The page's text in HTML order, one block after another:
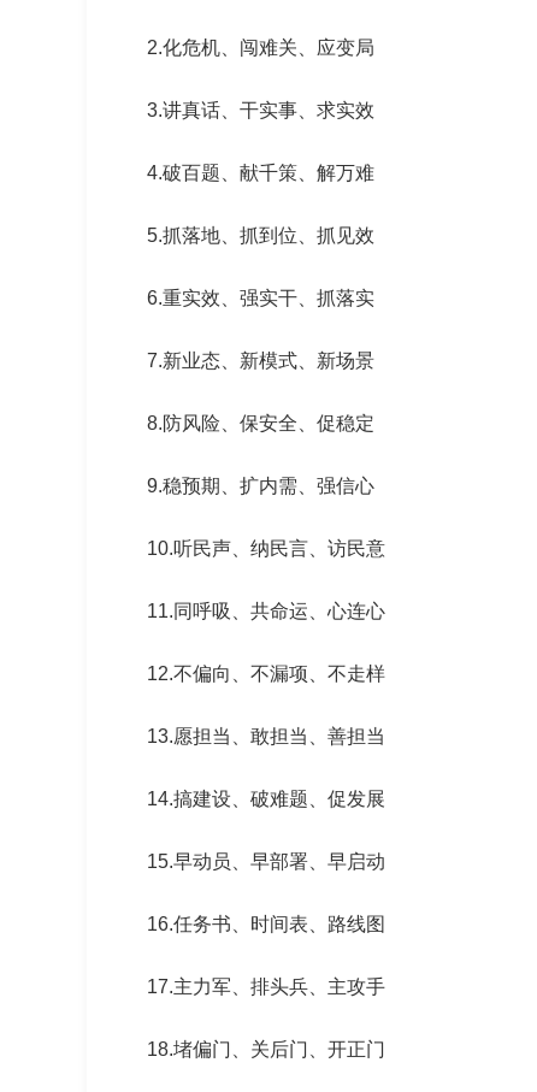
2.化危机、闯难关、应变局
3.讲真话、干实事、求实效
4.破百题、献千策、解万难
5.抓落地、抓到位、抓见效
6.重实效、强实干、抓落实
7.新业态、新模式、新场景
8.防风险、保安全、促稳定
9.稳预期、扩内需、强信心
10.听民声、纳民言、访民意
11.同呼吸、共命运、心连心
12.不偏向、不漏项、不走样
13.愿担当、敢担当、善担当
14.搞建设、破难题、促发展
15.早动员、早部署、早启动
16.任务书、时间表、路线图
17.主力军、排头兵、主攻手
18.堵偏门、关后门、开正门